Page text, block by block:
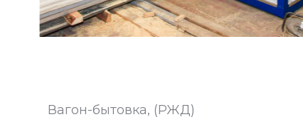
Вагон-бытовка, (РЖД)